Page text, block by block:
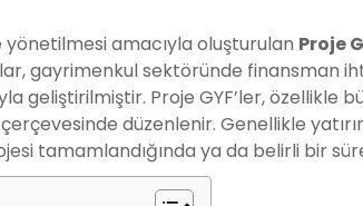
amacıyla oluşturulan Proje
gayrimenkul sektöründe finansman
geliştirilmiştir. Proje GYF’ler,
düzenlenir. Genellikle
tamamlandığında ya da belirli bir